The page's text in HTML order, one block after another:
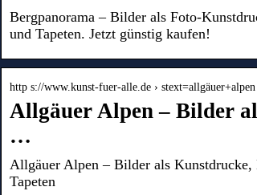
Bergpanorama – Bilder als Foto-
und Tapeten. Jetzt günstig kaufen!
http s://www.kunst-fuer-alle.de › stext=allgäuer+alpen
Allgäuer Alpen – Bilder
…
Allgäuer Alpen – Bilder als
Tapeten